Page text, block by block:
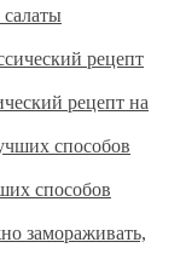
рецепт на
способов